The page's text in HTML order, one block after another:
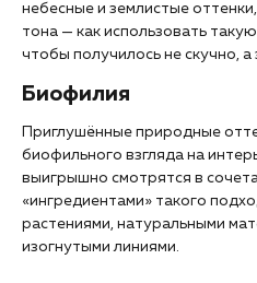
небесные и землистые
тона — как использовать
чтобы получилось не скучно,
Биофилия
Приглушённые природные
биофильного взгляда на
выигрышно смотрятся в
«‎ингредиентами»‎ такого
растениями, натуральными
изогнутыми линиями.